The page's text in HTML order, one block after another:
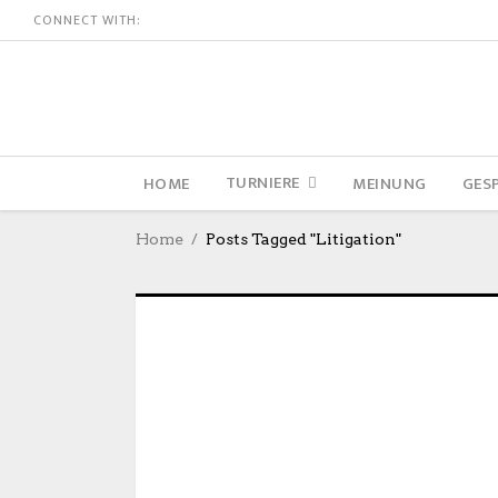
CONNECT WITH:
HOME TURNIERE MEINUNG
Home Posts Tagged "Litigation"